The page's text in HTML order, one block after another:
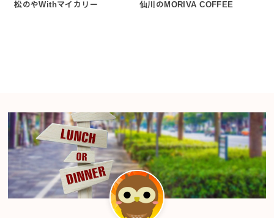
松のやWithマイカリー
仙川のMORIVA COFFEE